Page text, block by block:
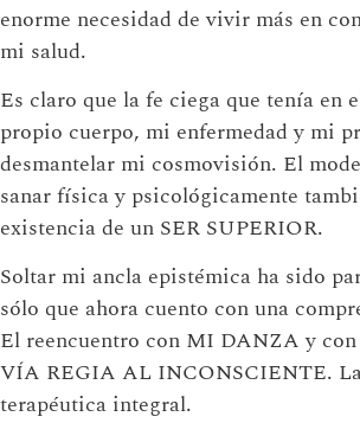
enorme necesidad de vivir más en
mi salud.
Es claro que la fe ciega que tenía en
propio cuerpo, mi enfermedad y mi
desmantelar mi cosmovisión. El
sanar física y psicológicamente
existencia de un SER SUPERIOR.
Soltar mi ancla epistémica ha sido
sólo que ahora cuento con una
El reencuentro con MI DANZA y
VÍA REGIA AL INCONSCIENTE. La
terapéutica integral.